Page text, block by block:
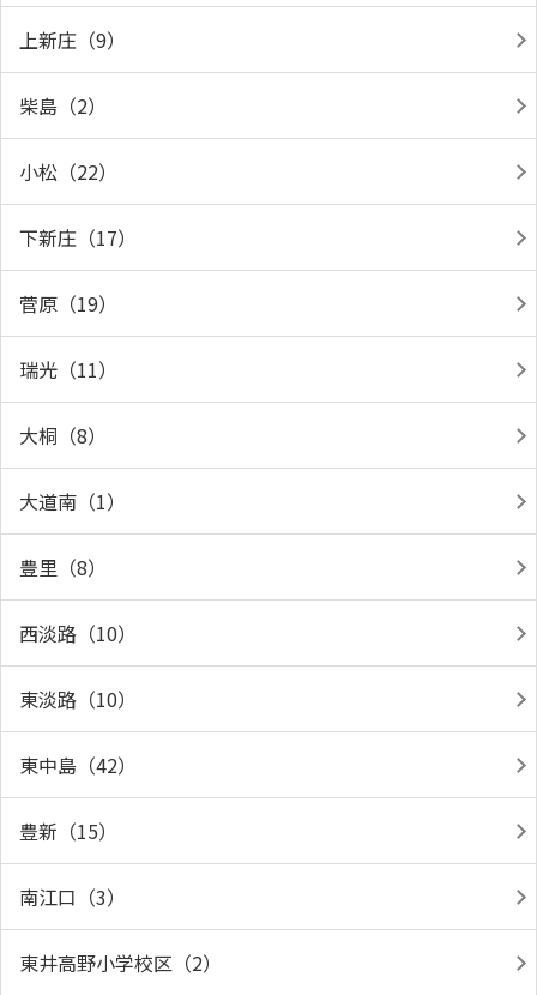
上新庄（9）
柴島（2）
小松（22）
下新庄（17）
菅原（19）
瑞光（11）
大桐（8）
大道南（1）
豊里（8）
西淡路（10）
東淡路（10）
東中島（42）
豊新（15）
南江口（3）
東井高野小学校区（2）